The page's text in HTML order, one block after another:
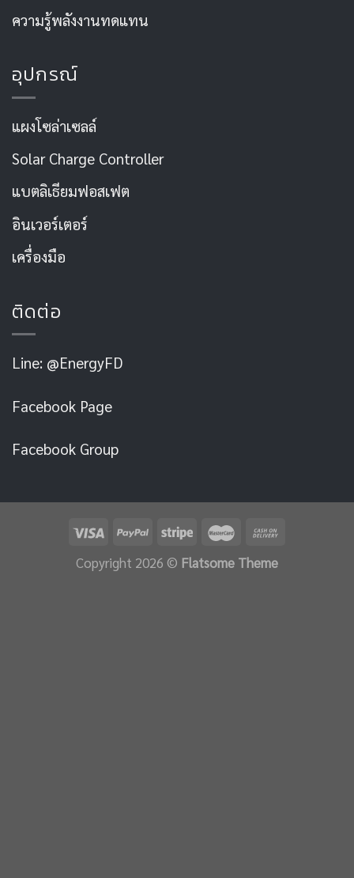
ความรู้พลังงานทดแทน
อุปกรณ์
แผงโซล่าเซลล์
Solar Charge Controller
แบตลิเธียมฟอสเฟต
อินเวอร์เตอร์
เครื่องมือ
ติดต่อ
Line: @EnergyFD
Facebook Page
Facebook Group
Copyright 2026 © Flatsome Theme